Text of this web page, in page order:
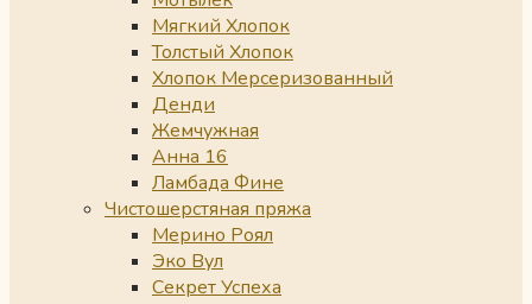
Мягкий Хлопок
Толстый Хлопок
Хлопок Мерсеризованный
Денди
Жемчужная
Анна 16
Ламбада Фине
Чистошерстяная пряжа
Мерино Роял
Эко Вул
Секрет Успеха